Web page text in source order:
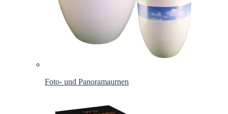
Foto- und Panoramaurnen